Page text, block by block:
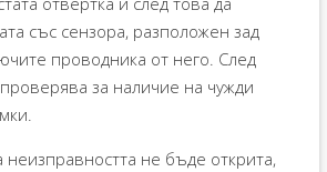
със сензора, разположен зад
проводника от него. След
за наличие на чужди
неизправността не бъде открита,